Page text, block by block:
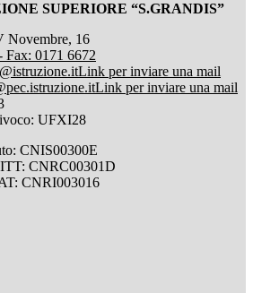
SUPERIORE “S.GRANDIS”
Novembre, 16
Fax: 0171 6672
Link per inviare una mail
Link per inviare una mail
UFXI28
CNIS00300E
CNRC00301D
CNRI003016